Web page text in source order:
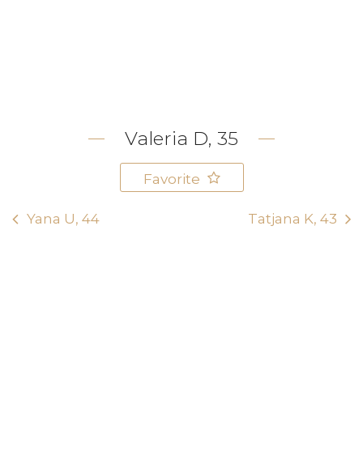
Valeria D, 35
Favorite
Yana U, 44 Tatjana K, 43